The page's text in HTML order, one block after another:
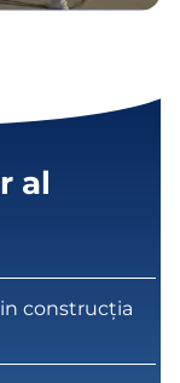
al
construcția